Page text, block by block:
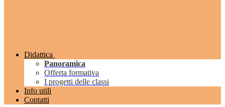
Didattica
Panoramica
Offerta formativa
I progetti delle classi
Info utili
Contatti